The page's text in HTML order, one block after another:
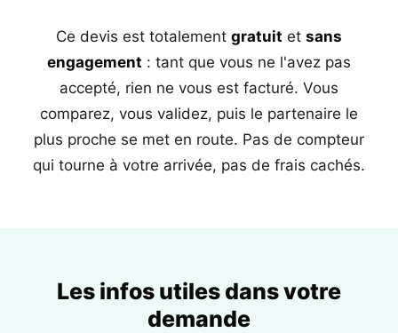
Ce devis est totalement gratuit et sans
engagement : tant que vous ne l'avez pas
accepté, rien ne vous est facturé. Vous
comparez, vous validez, puis le partenaire le
plus proche se met en route. Pas de compteur
qui tourne à votre arrivée, pas de frais cachés.
Les infos utiles dans votre
demande